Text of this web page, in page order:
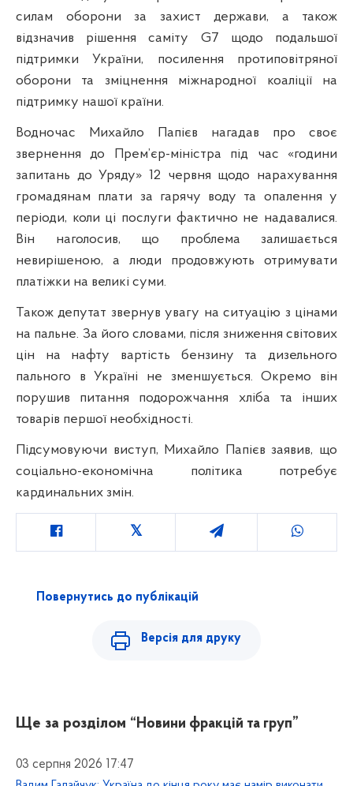
силам оборони за захист держави, а також
відзначив рішення саміту G7 щодо подальшої
підтримки України, посилення протиповітряної
оборони та зміцнення міжнародної коаліції на
підтримку нашої країни.
Водночас Михайло Папієв нагадав про своє
звернення до Прем’єр-міністра під час «години
запитань до Уряду» 12 червня щодо нарахування
громадянам плати за гарячу воду та опалення у
періоди, коли ці послуги фактично не надавалися.
Він наголосив, що проблема залишається
невирішеною, а люди продовжують отримувати
платіжки на великі суми.
Також депутат звернув увагу на ситуацію з цінами
на пальне. За його словами, після зниження світових
цін на нафту вартість бензину та дизельного
пального в Україні не зменшується. Окремо він
порушив питання подорожчання хліба та інших
товарів першої необхідності.
Підсумовуючи виступ, Михайло Папієв заявив, що
cоціально-економічна політика потребує
кардинальних змін.
Повернутись до публікацій
Версія для друку
Ще за розділом “Новини фракцій та груп”
03 серпня 2026 17:47